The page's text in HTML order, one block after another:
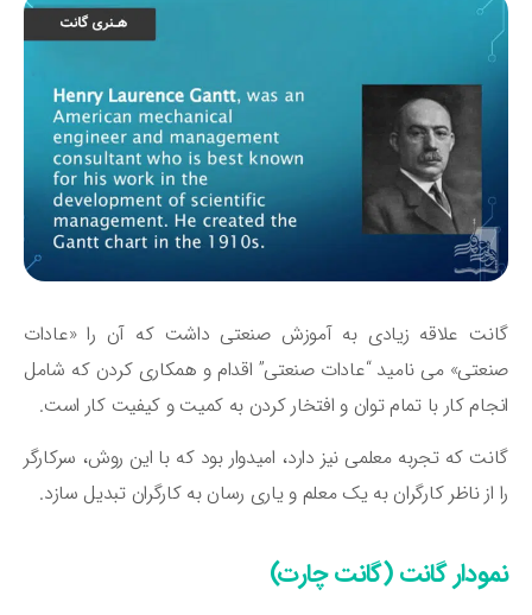
علاقه‌ زیادی به آموزش صنعتی داشت که آن را «عادات
می ‌نامید “عادات صنعتی” اقدام و همکاری کردن که شامل
کار با تمام توان و افتخار کردن به کمیت و کیفیت کار است.
که تجربه‌ معلمی نیز دارد، امیدوار بود که با این روش، سرکارگر
از ناظر کارگران به یک معلم و یاری رسان به کارگران تبدیل سازد.
گانت (گانت چارت)